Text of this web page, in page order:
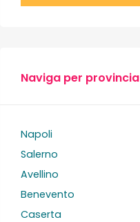
Naviga per provincia
Napoli
Salerno
Avellino
Benevento
Caserta